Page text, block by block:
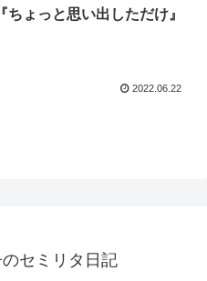
ちょっと思い出しただけ』
2022.06.22
セミリタ日記